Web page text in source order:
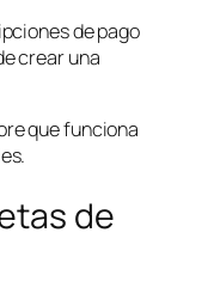
de pago
crear una
que funciona
de